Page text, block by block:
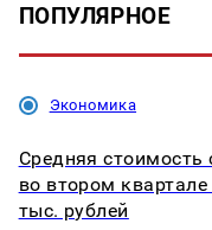
ПОПУЛЯРНОЕ
Экономика
Средняя стоимость
во втором
тыс. рублей